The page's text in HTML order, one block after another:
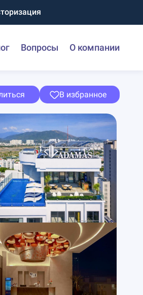
Вопросы О компании
В избранное